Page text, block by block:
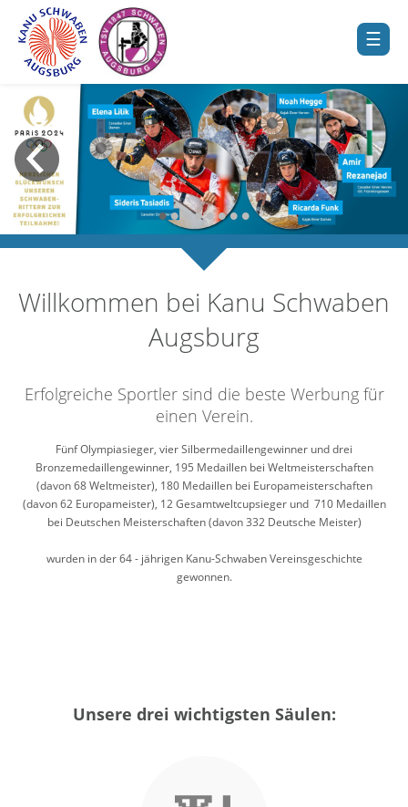
••••••••
Willkommen bei Kanu Schwaben
Augsburg
Erfolgreiche Sportler sind die beste Werbung für
einen Verein.
Fünf Olympiasieger, vier Silbermedaillengewinner und drei
Bronzemedaillengewinner, 195 Medaillen bei Weltmeisterschaften
(davon 68 Weltmeister), 180 Medaillen bei Europameisterschaften
(davon 62 Europameister), 12 Gesamtweltcupsieger und 710 Medaillen
bei Deutschen Meisterschaften (davon 332 Deutsche Meister)
wurden in der 64 - jährigen Kanu-Schwaben Vereinsgeschichte
gewonnen.
Unsere drei wichtigsten Säulen: